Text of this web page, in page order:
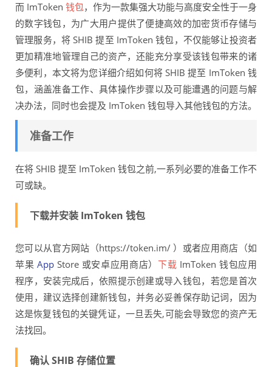
而 ImToken 钱包，作为一款集强大功能与高度安全性于一身
的数字钱包，为广大用户提供了便捷高效的加密货币存储与
管理服务，将 SHIB 提至 ImToken 钱包，不仅能够让投资者
更加精准地管理自己的资产，还能充分享受该钱包带来的诸
多便利，本文将为您详细介绍如何将 SHIB 提至 ImToken 钱
包，涵盖准备工作、具体操作步骤以及可能遭遇的问题与解
决办法，同时也会提及 ImToken 钱包导入其他钱包的方法。
准备工作
在将 SHIB 提至 ImToken 钱包之前,一系列必要的准备工作不
可或缺。
下载并安装 ImToken 钱包
您可以从官方网站（https://token.im/ ）或者应用商店（如
苹果App Store 或安卓应用商店）下载 ImToken 钱包应用
程序，安装完成后，依照提示创建或导入钱包，若您是首次
使用，建议选择创建新钱包，并务必妥善保存助记词，因为
这是恢复钱包的关键凭证，一旦丢失,可能会导致您的资产无
法找回。
确认 SHIB 存储位置